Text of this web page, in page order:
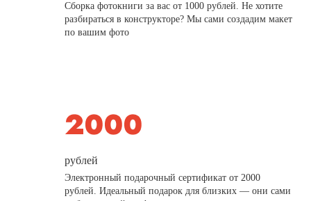
Сборка фотокниги за вас от 1000 рублей. Не хотите
разбираться в конструкторе? Мы сами создадим макет
по вашим фото
рублей
Электронный подарочный сертификат от 2000
рублей. Идеальный подарок для близких — они сами